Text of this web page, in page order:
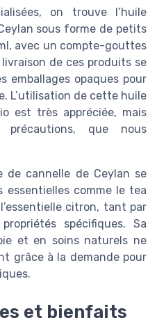
on trouve l’huile
sous forme de petits
avec un compte-gouttes
de ces produits se
emballages opaques pour
L’utilisation de cette huile
est très appréciée, mais
précautions, que nous
de cannelle de Ceylan se
comme le tea
citron, tant par
spécifiques. Sa
et en soins naturels ne
grâce à la demande pour
et bienfaits